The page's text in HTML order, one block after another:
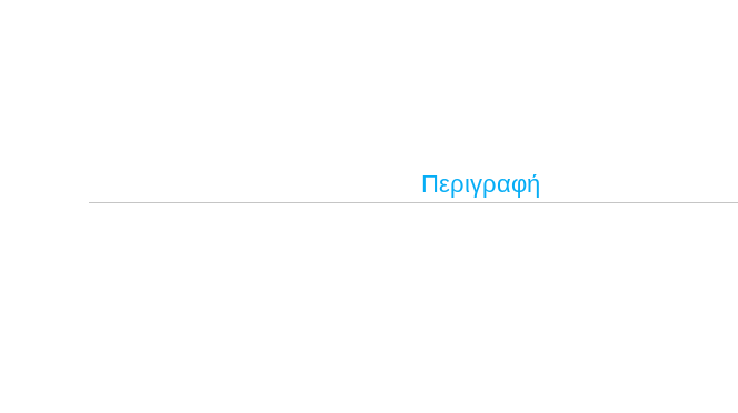
Περιγραφή